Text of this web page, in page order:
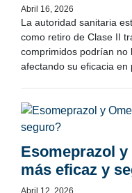
Abril 16, 2026
La autoridad sanitaria
como retiro de Clase II
comprimidos podrían no
afectando su eficacia en
Esomeprazol
más eficaz y
Abril 12, 2026